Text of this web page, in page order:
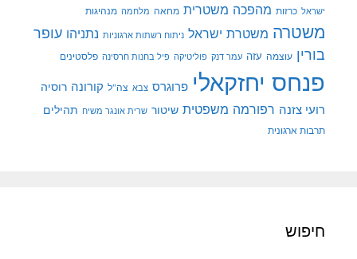
ישראל כרזות מהפכה משטרית מחאה מלחמה מנהיגות
משטרה משטרת ישראל ניתוח רשתות ארגוניות נתניהו עופר
בורין עוצמה עזה עמר דנק פוליטיקה פיל בחנות חרסינה פלסטינים
פנחס יחזקאלי פרוגרס צבא צה"ל קורונה רוסיה
רועי צזנה רפורמה משפטית שיטור שרית אונגר משיח תהילים
תרבות ארגונית
חיפוש